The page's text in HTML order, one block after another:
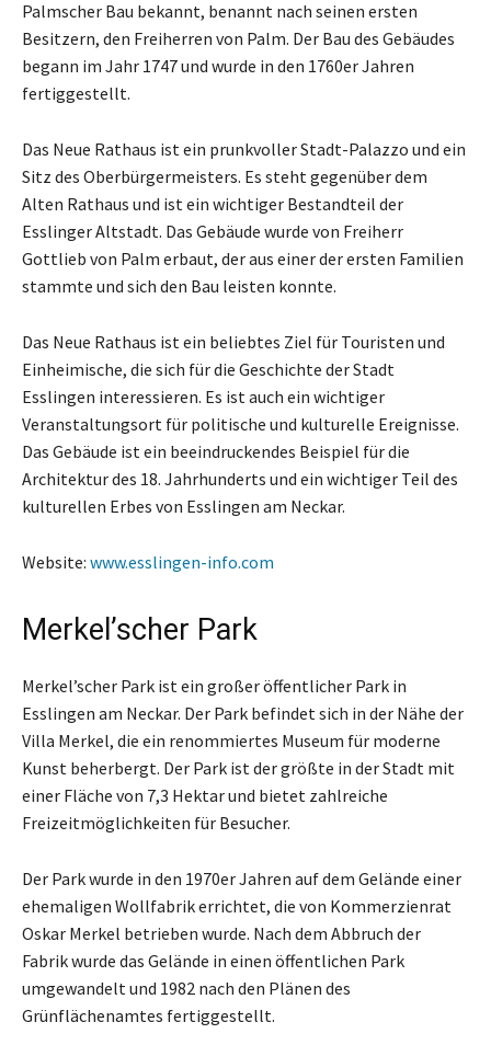
Palmscher Bau bekannt, benannt nach seinen ersten
Besitzern, den Freiherren von Palm. Der Bau des Gebäudes
begann im Jahr 1747 und wurde in den 1760er Jahren
fertiggestellt.
Das Neue Rathaus ist ein prunkvoller Stadt-Palazzo und ein
Sitz des Oberbürgermeisters. Es steht gegenüber dem
Alten Rathaus und ist ein wichtiger Bestandteil der
Esslinger Altstadt. Das Gebäude wurde von Freiherr
Gottlieb von Palm erbaut, der aus einer der ersten Familien
stammte und sich den Bau leisten konnte.
Das Neue Rathaus ist ein beliebtes Ziel für Touristen und
Einheimische, die sich für die Geschichte der Stadt
Esslingen interessieren. Es ist auch ein wichtiger
Veranstaltungsort für politische und kulturelle Ereignisse.
Das Gebäude ist ein beeindruckendes Beispiel für die
Architektur des 18. Jahrhunderts und ein wichtiger Teil des
kulturellen Erbes von Esslingen am Neckar.
Website: www.esslingen-info.com
Merkel’scher Park
Merkel’scher Park ist ein großer öffentlicher Park in
Esslingen am Neckar. Der Park befindet sich in der Nähe der
Villa Merkel, die ein renommiertes Museum für moderne
Kunst beherbergt. Der Park ist der größte in der Stadt mit
einer Fläche von 7,3 Hektar und bietet zahlreiche
Freizeitmöglichkeiten für Besucher.
Der Park wurde in den 1970er Jahren auf dem Gelände einer
ehemaligen Wollfabrik errichtet, die von Kommerzienrat
Oskar Merkel betrieben wurde. Nach dem Abbruch der
Fabrik wurde das Gelände in einen öffentlichen Park
umgewandelt und 1982 nach den Plänen des
Grünflächenamtes fertiggestellt.